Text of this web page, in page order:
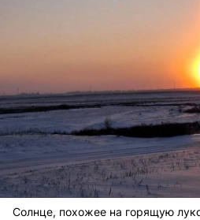
Солнце, похожее на горящую